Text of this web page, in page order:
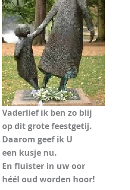
Vaderlief ik ben zo blij
op dit grote feestgetij.
Daarom geef ik U
een kusje nu.
En fluister in uw oor
héél oud worden hoor!